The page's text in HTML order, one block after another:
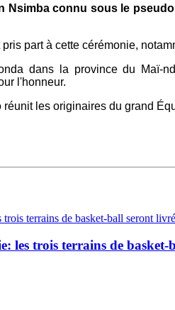
Nsimba connu sous le
part à cette cérémonie,
dans la province du Maï-
l'honneur.
réunit les originaires du grand
les trois terrains de basket-